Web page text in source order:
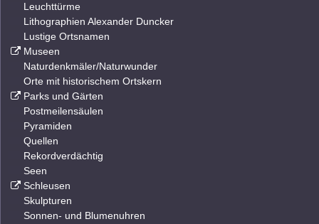
Leuchttürme
Lithographien Alexander Duncker
Lustige Ortsnamen
Museen
Naturdenkmäler/Naturwunder
Orte mit historischem Ortskern
Parks und Gärten
Postmeilensäulen
Pyramiden
Quellen
Rekordverdächtig
Seen
Schleusen
Skulpturen
Sonnen- und Blumenuhren